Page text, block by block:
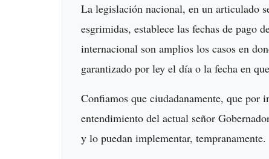
La legislación nacional, en un articulado
esgrimidas, establece las fechas de pago
internacional son amplios los casos en
garantizado por ley el día o la fecha en
Confiamos que ciudadanamente, que por
entendimiento del actual señor
y lo puedan implementar, tempranamente.